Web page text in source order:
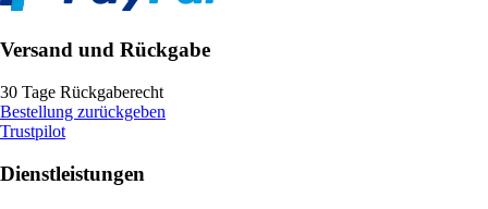
Versand und Rückgabe
30 Tage Rückgaberecht
Bestellung zurückgeben
Trustpilot
Dienstleistungen